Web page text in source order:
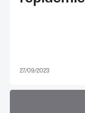
27/09/2023